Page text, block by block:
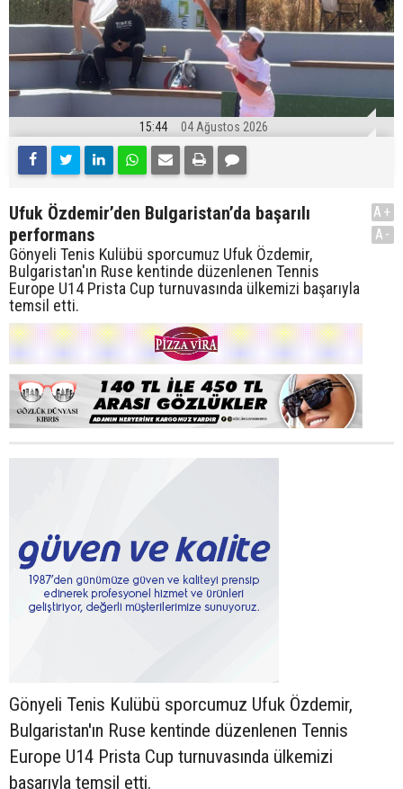
15:44 04 Ağustos 2026
Ufuk Özdemir’den Bulgaristan’da başarılı
performans
Gönyeli Tenis Kulübü sporcumuz Ufuk Özdemir,
Bulgaristan'ın Ruse kentinde düzenlenen Tennis
Europe U14 Prista Cup turnuvasında ülkemizi başarıyla
temsil etti.
A+
A-
Gönyeli Tenis Kulübü sporcumuz Ufuk Özdemir,
Bulgaristan'ın Ruse kentinde düzenlenen Tennis
Europe U14 Prista Cup turnuvasında ülkemizi
başarıyla temsil etti.